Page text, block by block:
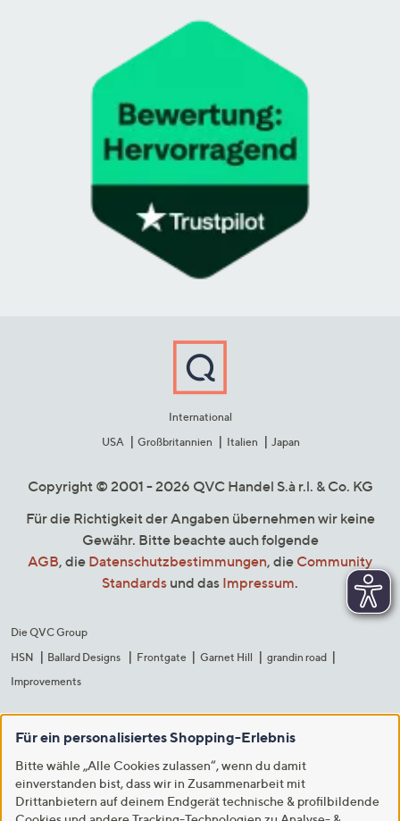
International
USA
Großbritannien Italien Japan
Copyright © 2001 - 2026 QVC Handel S.à r.l. & Co. KG
Für die Richtigkeit der Angaben übernehmen wir keine
Gewähr. Bitte beachte auch folgende
AGB, die Datenschutzbestimmungen, die Community
Standards und das Impressum.
Die QVC Group
HSN
Ballard Designs Frontgate Garnet Hill
grandin road
Improvements
Für ein personalisiertes Shopping-Erlebnis
Bitte wähle „Alle Cookies zulassen“, wenn du damit
einverstanden bist, dass wir in Zusammenarbeit mit
Drittanbietern auf deinem Endgerät technische & profilbildende